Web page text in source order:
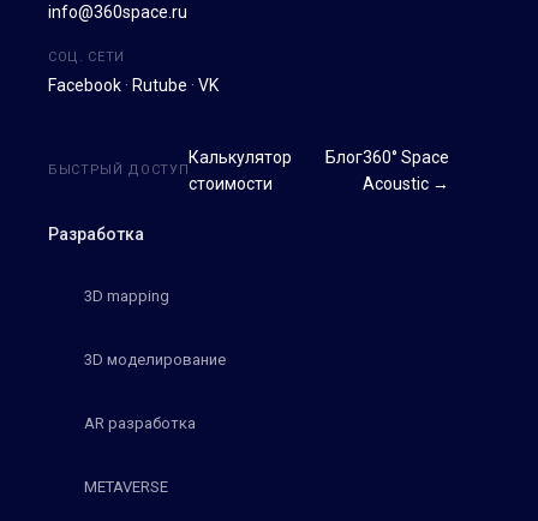
info@360space.ru
СОЦ. СЕТИ
Facebook · Rutube · VK
Разработка
3D mapping
3D моделирование
AR разработка
METAVERSE
БЫСТРЫЙ ДОСТУП
Калькулятор
стоимости
Блог360° Space
Acoustic →